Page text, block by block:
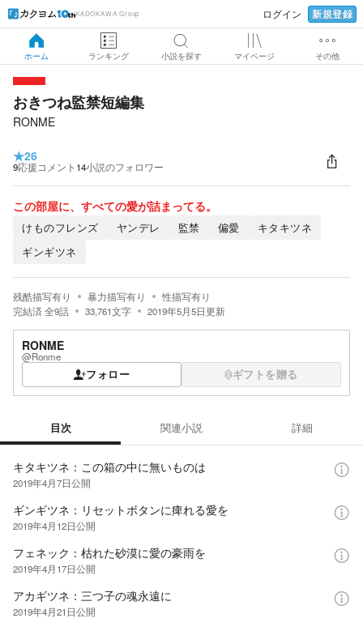
KADOKAWA Group ログイン 新規登録
ホーム ランキング 小説を探す マイページ その他
おきつね監禁短編集
RONME
★26
9応援コメント 14小説のフォロワー
この部屋に、すべての愛が詰まってる。
けものフレンズ ヤンデレ 監禁 偏愛
キタキツネ
ギンギツネ
残酷描写有り 暴力描写有り
性描写有り
完結済全9話 33,761文字 2019年5月5日更新
RONME
@Ronme
フォロー ギフトを贈る
目次 関連小説 詳細
キタキツネ：この箱の中に無いものは
2019年4月7日公開
ギンギツネ：リセットボタンに痺れる愛を
2019年4月12日公開
フェネック：枯れた砂漠に愛の豪雨を
2019年4月17日公開
アカギツネ：三つ子の魂永遠に
2019年4月21日公開